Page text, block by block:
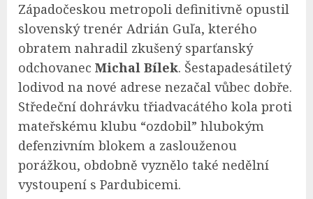
Západočeskou metropoli definitivně opustil
slovenský trenér Adrián Guľa, kterého
obratem nahradil zkušený sparťanský
odchovanec Michal Bílek. Šestapadesátiletý
lodivod na nové adrese nezačal vůbec dobře.
Středeční dohrávku třiadvacátého kola proti
mateřskému klubu “ozdobil” hlubokým
defenzivním blokem a zaslouženou
porážkou, obdobně vyznělo také nedělní
vystoupení s Pardubicemi.